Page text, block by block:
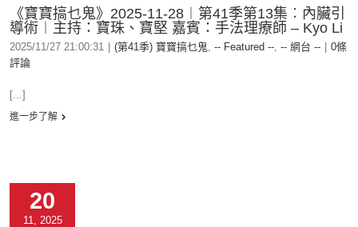
《寶寶搞乜鬼》2025-11-28︱第41季第13集︰內臟引
導術︱主持：寶珠、寶堅 嘉賓：手法理療師 – Kyo Li
2025/11/27 21:00:31 (第41季) 寶寶搞乜鬼, -- Featured --, -- 網台 --
0條
評論
[...]
進一步了解
20
11, 2025